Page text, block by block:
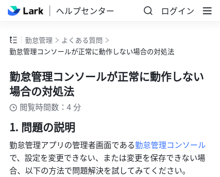
ヘルプセンター ログイン
勤怠管理
よくある質問
勤怠管理コンソールが正常に動作しない場合の対処法
勤怠管理コンソールが正常に動作しない
場合の対処法
閲覧時間数：4 分
問題の説明
勤怠管理アプリの管理者画面である勤怠管理コンソール
で、設定を変更できない、または変更を保存できない場
合、以下の方法で問題解決を試してみてください。